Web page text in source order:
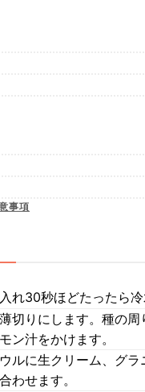
事項
れ30秒ほどたったら冷
切りにします。種の
ン汁をかけます。
ルに生クリーム、グ
わせます。